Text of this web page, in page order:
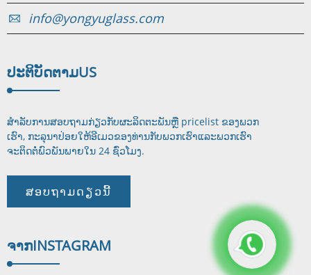
info@yongyuglass.com
ປະຕິບັດຕາມUS
ສໍາ​ລັບ​ການ​ສອບ​ຖາມ​ກ່ຽວ​ກັບ​ຜະ​ລິດ​ຕະ​ພັນ​ຫຼື pricelist ຂອງ​ພວກ​
ເຮົາ​, ກະ​ລຸ​ນາ​ປ່ອຍ​ໃຫ້​ອີ​ເມວ​ຂອງ​ທ່ານ​ກັບ​ພວກ​ເຮົາ​ແລະ​ພວກ​ເຮົາ​
ຈະ​ຕິດ​ຕໍ່​ພົວ​ພັນ​ພາຍໃນ 24 ຊົ່ວໂມງ.
ສອບຖາມດຽວນີ້
ຈາກINSTAGRAM